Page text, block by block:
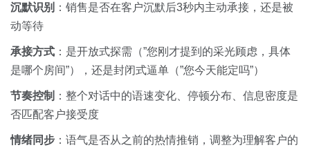
沉默识别 ：销售是否在客户沉默后3秒内主动承接，还是被
动等待
承接方式 ：是开放式探需（”您刚才提到的采光顾虑，具体
是哪个房间”），还是封闭式逼单（”您今天能定吗”）
节奏控制 ：整个对话中的语速变化、停顿分布、信息密度是
否匹配客户接受度
情绪同步 ：语气是否从之前的热情推销，调整为理解客户的